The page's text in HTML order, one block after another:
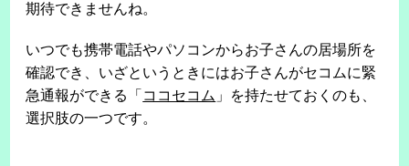
期待できませんね。
いつでも携帯電話やパソコンからお子さんの居場所を
確認でき、いざというときにはお子さんがセコムに緊
急通報ができる「 ココセコム 」を持たせておくのも、
選択肢の一つです。